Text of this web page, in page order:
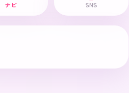
ナビ SNS